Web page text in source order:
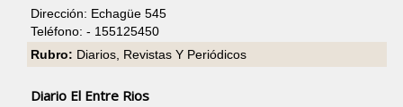
Dirección: Echagüe 545
Teléfono: - 155125450
Rubro: Diarios, Revistas Y Periódicos
Diario El Entre Rios